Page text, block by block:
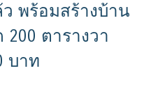
พร้อมสร้างบ้าน
ตารางวา
บาท